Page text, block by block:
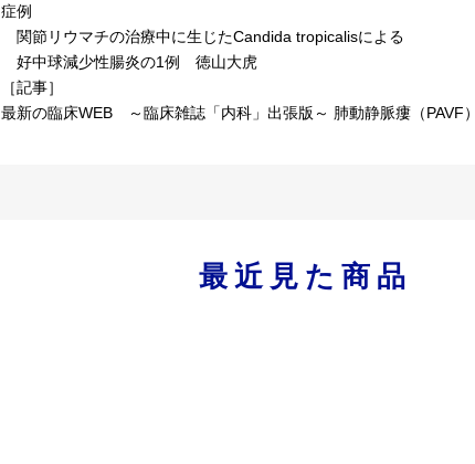
症例
関節リウマチの治療中に生じたCandida tropicalisによる
好中球減少性腸炎の1例 徳山大虎
［記事］
最新の臨床WEB ～臨床雑誌「内科」出張版～ 肺動静脈瘻（PAVF
最近見た商品